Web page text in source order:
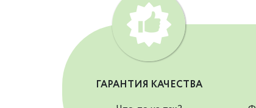
ГАРАНТИЯ КАЧЕСТВА